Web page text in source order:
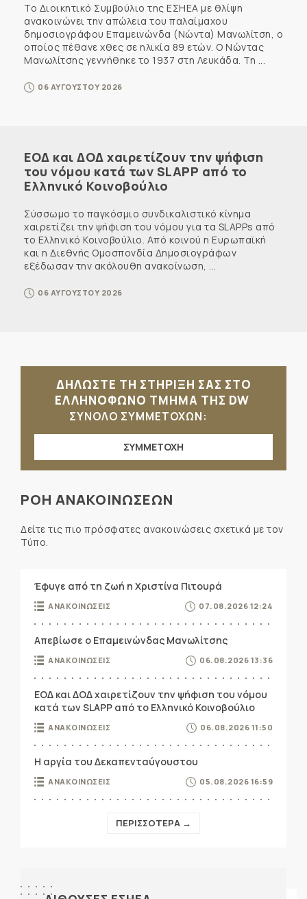
Το Διοικητικό Συμβούλιο της ΕΣΗΕΑ με θλίψη
ανακοινώνει την απώλεια του παλαίμαχου
δημοσιογράφου Επαμεινώνδα (Νώντα) Μανωλίτση, ο
οποίος πέθανε χθες σε ηλικία 89 ετών. Ο Νώντας
Μανωλίτσης γεννήθηκε το 1937 στη Λευκάδα. Τη ...
06 ΑΥΓΟΥΣΤΟΥ 2026
ΕΟΔ και ΔΟΔ χαιρετίζουν την ψήφιση
του νόμου κατά των SLAPP από το
Ελληνικό Κοινοβούλιο
Σύσσωμο το παγκόσμιο συνδικαλιστικό κίνημα
χαιρετίζει την ψήφιση του νόμου για τα SLAPPs από
το Ελληνικό Κοινοβούλιο. Από κοινού η Ευρωπαϊκή
και η Διεθνής Ομοσπονδία Δημοσιογράφων
εξέδωσαν την ακόλουθη ανακοίνωση, ...
06 ΑΥΓΟΥΣΤΟΥ 2026
ΔΗΛΩΣΤΕ ΤΗ ΣΤΗΡΙΞΗ ΣΑΣ ΣΤΟ
ΕΛΛΗΝΟΦΩΝΟ ΤΜΗΜΑ ΤΗΣ DW
ΣΥΝΟΛΟ ΣΥΜΜΕΤΟΧΩΝ:
ΣΥΜΜΕΤΟΧΗ
ΡΟΗ ΑΝΑΚΟΙΝΩΣΕΩΝ
Δείτε τις πιο πρόσφατες ανακοινώσεις σχετικά με τον
Τύπο.
Έφυγε από τη ζωή η Χριστίνα Πιτουρά
ΑΝΑΚΟΙΝΩΣΕΙΣ 07.08.2026 12:24
Απεβίωσε ο Επαμεινώνδας Μανωλίτσης
ΑΝΑΚΟΙΝΩΣΕΙΣ 06.08.2026 13:36
ΕΟΔ και ΔΟΔ χαιρετίζουν την ψήφιση του νόμου
κατά των SLAPP από το Ελληνικό Κοινοβούλιο
ΑΝΑΚΟΙΝΩΣΕΙΣ 06.08.2026 11:50
Η αργία του Δεκαπενταύγουστου
ΑΝΑΚΟΙΝΩΣΕΙΣ 05.08.2026 16:59
ΠΕΡΙΣΣΟΤΕΡΑ →